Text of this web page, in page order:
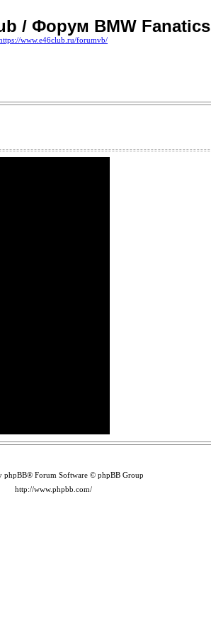
/ Форум BMW Fanatics
www.e46club.ru/forumvb/
phpBB® Forum Software © phpBB Group
http://www.phpbb.com/